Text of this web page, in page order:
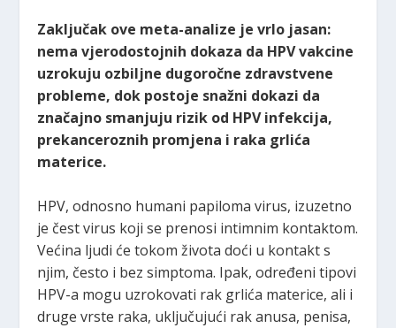
Zaključak ove meta-analize je vrlo jasan:
nema vjerodostojnih dokaza da HPV vakcine
uzrokuju ozbiljne dugoročne zdravstvene
probleme, dok postoje snažni dokazi da
značajno smanjuju rizik od HPV infekcija,
prekanceroznih promjena i raka grlića
materice.
HPV, odnosno humani papiloma virus, izuzetno
je čest virus koji se prenosi intimnim kontaktom.
Većina ljudi će tokom života doći u kontakt s
njim, često i bez simptoma. Ipak, određeni tipovi
HPV-a mogu uzrokovati rak grlića materice, ali i
druge vrste raka, uključujući rak anusa, penisa,